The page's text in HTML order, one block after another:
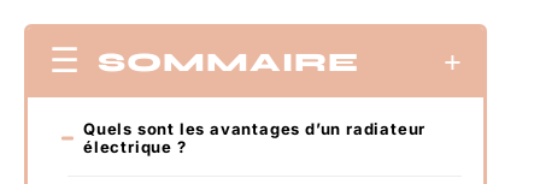
SOMMAIRE
Quels sont les avantages d’un radiateur
électrique ?